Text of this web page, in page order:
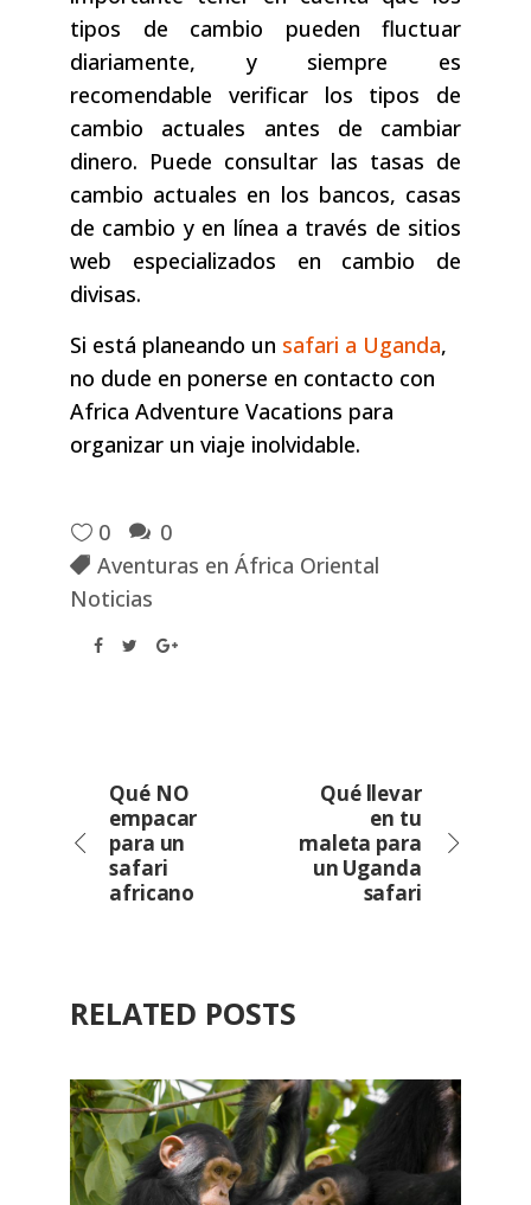
tipos de cambio pueden fluctuar
diariamente, y siempre es
recomendable verificar los tipos de
cambio actuales antes de cambiar
dinero. Puede consultar las tasas de
cambio actuales en los bancos, casas
de cambio y en línea a través de sitios
web especializados en cambio de
divisas.
Si está planeando un safari a Uganda,
no dude en ponerse en contacto con
Africa Adventure Vacations para
organizar un viaje inolvidable.
0
0
Aventuras en África Oriental
Noticias
Qué NO
empacar
para un
safari
africano
Qué llevar
en tu
maleta para
un Uganda
safari
RELATED POSTS